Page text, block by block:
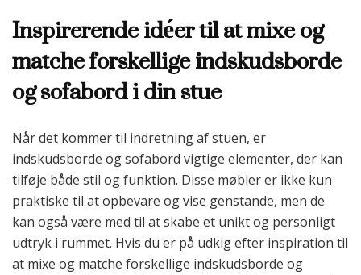
Inspirerende idéer til at mixe og
matche forskellige indskudsborde
og sofabord i din stue
Når det kommer til indretning af stuen, er
indskudsborde og sofabord vigtige elementer, der kan
tilføje både stil og funktion. Disse møbler er ikke kun
praktiske til at opbevare og vise genstande, men de
kan også være med til at skabe et unikt og personligt
udtryk i rummet. Hvis du er på udkig efter inspiration til
at mixe og matche forskellige indskudsborde og